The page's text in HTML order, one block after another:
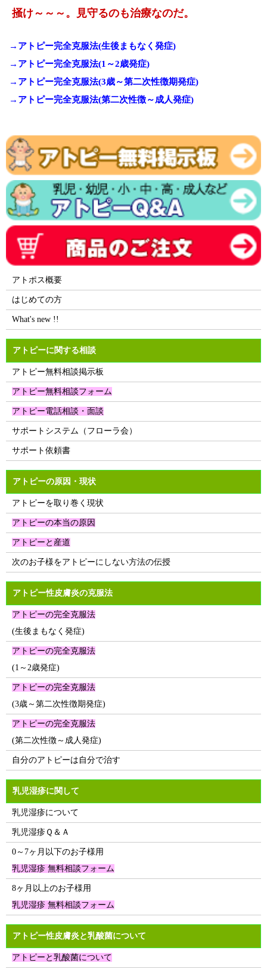
掻け～～～。見守るのも治療なのだ。
→アトピー完全克服法(生後まもなく発症)
→アトピー完全克服法(1～2歳発症)
→アトピー完全克服法(3歳～第二次性徴期発症)
→アトピー完全克服法(第二次性徴～成人発症)
アトポス概要
はじめての方
What's new !!
アトピーに関する相談
アトピー無料相談掲示板
アトピー無料相談フォーム
アトピー電話相談・面談
サポートシステム（フローラ会）
サポート依頼書
アトピーの原因・現状
アトピーを取り巻く現状
アトピーの本当の原因
アトピーと産道
次のお子様をアトピーにしない方法の伝授
アトピー性皮膚炎の克服法
アトピーの完全克服法
(生後まもなく発症)
アトピーの完全克服法
(1～2歳発症)
アトピーの完全克服法
(3歳～第二次性徴期発症)
アトピーの完全克服法
(第二次性徴～成人発症)
自分のアトピーは自分で治す
乳児湿疹に関して
乳児湿疹について
乳児湿疹Ｑ＆Ａ
0～7ヶ月以下のお子様用
乳児湿疹 無料相談フォーム
8ヶ月以上のお子様用
乳児湿疹 無料相談フォーム
アトピー性皮膚炎と乳酸菌について
アトピーと乳酸菌について